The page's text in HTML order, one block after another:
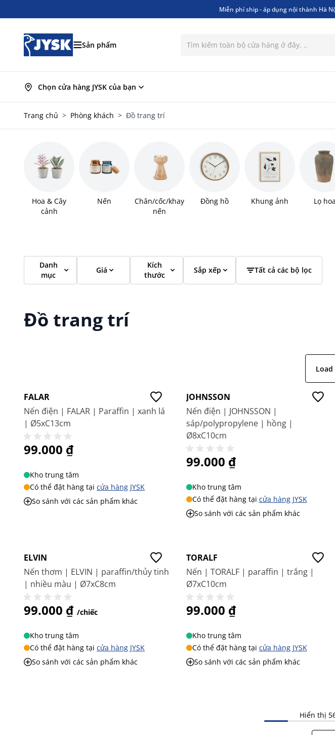
Miễn phí ship - áp dụng nội thành Hà
Sản phẩm
Chọn cửa hàng JYSK của bạn
Trang chủ > Phòng khách > Đồ trang trí
Hoa & Cây
cảnh
Nến
Chân/cốc/khay
nến
Đồng hồ Khung ảnh Lọ hoa
Danh
mục
Giá
Kích
thước
Tất cả các bộ lọc
Sắp xếp
Đồ trang trí
FALAR
Nến điện | FALAR | Paraffin | xanh lá
| Ø5xC13cm
99.000 ₫
Kho trung tâm
Có thể đặt hàng tại cửa hàng JYSK
So sánh với các sản phẩm khác
JOHNSSON
Nến điện | JOHNSSON |
sáp/polypropylene | hồng |
Ø8xC10cm
99.000 ₫
Kho trung tâm
Có thể đặt hàng tại cửa hàng JYSK
So sánh với các sản phẩm khác
ELVIN
Nến thơm | ELVIN | paraffin/thủy tinh
| nhiều màu | Ø7xC8cm
99.000 ₫ /chiếc
Kho trung tâm
Có thể đặt hàng tại cửa hàng JYSK
So sánh với các sản phẩm khác
TORALF
Nến | TORALF | paraffin | trắng |
Ø7xC10cm
99.000 ₫
Kho trung tâm
Có thể đặt hàng tại cửa hàng JYSK
So sánh với các sản phẩm khác
Hiển thị